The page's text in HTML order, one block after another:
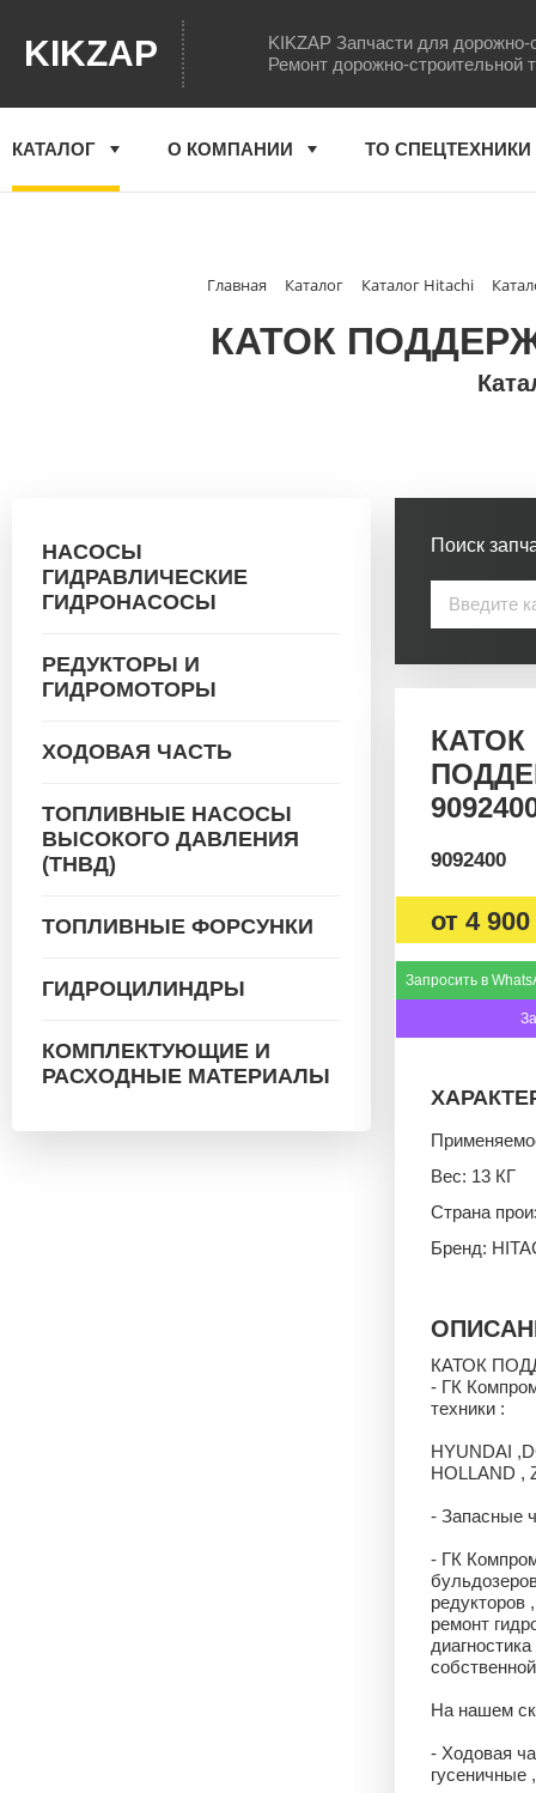
KIKZAP
KIKZAP Запчасти для дорожно-
Ремонт дорожно-строительной
КАТАЛОГ О КОМПАНИИ ТО СПЕЦТЕХНИКИ
Главная Каталог Каталог Hitachi
КАТОК
НАСОСЫ
ГИДРАВЛИЧЕСКИЕ
ГИДРОНАСОСЫ
РЕДУКТОРЫ И
ГИДРОМОТОРЫ
ХОДОВАЯ ЧАСТЬ
ТОПЛИВНЫЕ НАСОСЫ
ВЫСОКОГО ДАВЛЕНИЯ
(ТНВД)
ТОПЛИВНЫЕ ФОРСУНКИ
ГИДРОЦИЛИНДРЫ
КОМПЛЕКТУЮЩИЕ И
РАСХОДНЫЕ МАТЕРИАЛЫ
Поиск
КАТОК
9092400
от 4
Запросить в
Вес: 13 КГ
Страна
Бренд:
КАТОК
- ГК
техники :
HYUNDAI
HOLLAND ,
- Запасные
- ГК
редукторов
ремонт
На нашем
- Ходовая